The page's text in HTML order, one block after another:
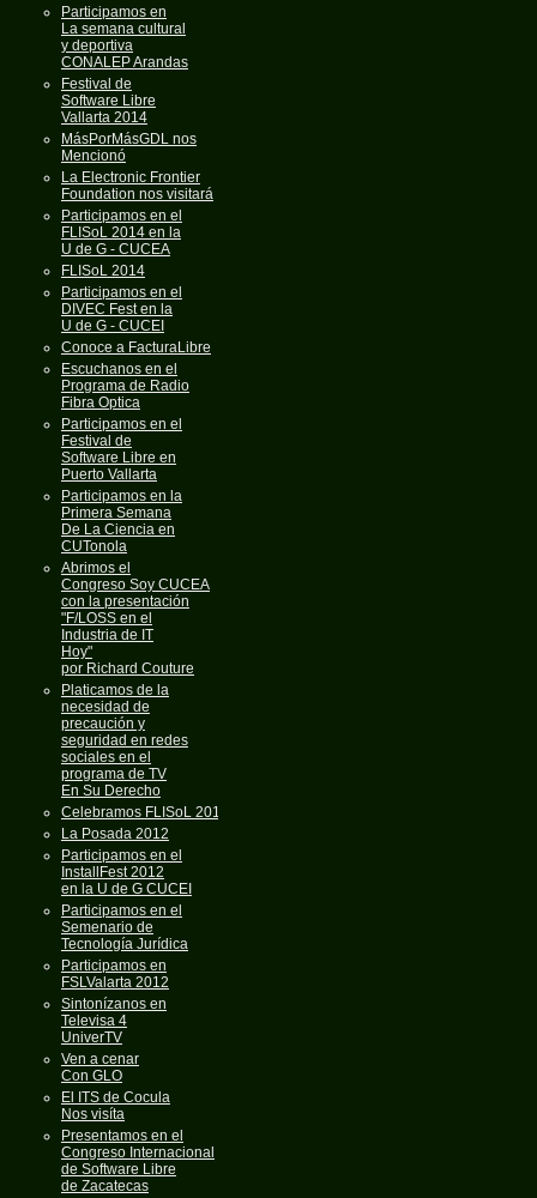
Participamos en
La semana cultural
y deportiva
CONALEP Arandas
Festival de
Software Libre
Vallarta 2014
MásPorMásGDL nos
Mencionó
La Electronic Frontier
Foundation nos visitará
Participamos en el
FLISoL 2014 en la
U de G - CUCEA
FLISoL 2014
Participamos en el
DIVEC Fest en la
U de G - CUCEI
Conoce a FacturaLibre
Escuchanos en el
Programa de Radio
Fibra Optica
Participamos en el
Festival de
Software Libre en
Puerto Vallarta
Participamos en la
Primera Semana
De La Ciencia en
CUTonola
Abrimos el
Congreso Soy CUCEA
con la presentación
"F/LOSS en el
Industria de IT
Hoy"
por Richard Couture
Platicamos de la
necesidad de
precaución y
seguridad en redes
sociales en el
programa de TV
En Su Derecho
Celebramos FLISoL 2013
La Posada 2012
Participamos en el
InstallFest 2012
en la U de G CUCEI
Participamos en el
Semenario de
Tecnología Jurídica
Participamos en
FSLValarta 2012
Sintonízanos en
Televisa 4
UniverTV
Ven a cenar
Con GLO
El ITS de Cocula
Nos visíta
Presentamos en el
Congreso Internacional
de Software Libre
de Zacatecas